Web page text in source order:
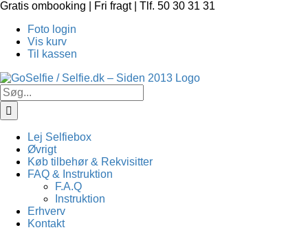
Skip
content
Gratis ombooking | Fri fragt | Tlf. 50 30 31 31
Foto login
Vis kurv
Til kassen
Søg
efter:
Lej Selfiebox
Øvrigt
Køb tilbehør & Rekvisitter
FAQ & Instruktion
F.A.Q
Instruktion
Erhverv
Kontakt